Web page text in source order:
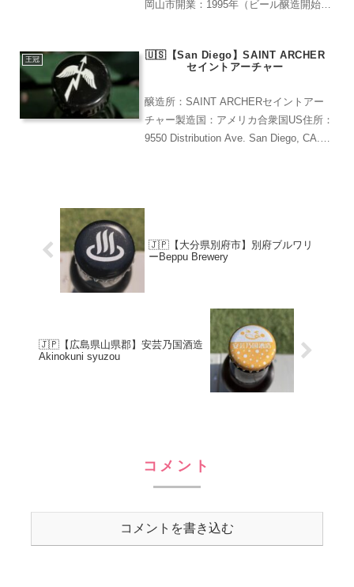
岡山市開業：1995年（ビール醸造開始）
【送料込み】【期間限定】地ビール独歩
王冠
🇺🇸【San Diego】SAINT ARCHER
セイントアーチャー
醸造所：SAINT ARCHERセイントアー
チャー製造国：アメリカ合衆国US住所：
9550 Distribution Ave. San Diego, CA.開
🇯🇵【大分県別府市】別府ブルワリ
ーBeppu Brewery
🇯🇵【広島県山県郡】安芸乃国酒造
Akinokuni syuzou
コメント
コメントを書き込む